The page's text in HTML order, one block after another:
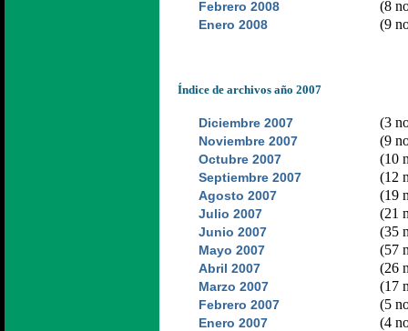
Febrero 2008 (8
Enero 2008 (9
Índice de archivos año 2007
Diciembre 2007 (3
Noviembre 2007 (9
Octubre 2007 (10
Septiembre 2007 (12
Agosto 2007 (19
Julio 2007 (21
Junio 2007 (35
Mayo 2007 (57
Abril 2007 (26
Marzo 2007 (17
Febrero 2007 (5
Enero 2007 (4